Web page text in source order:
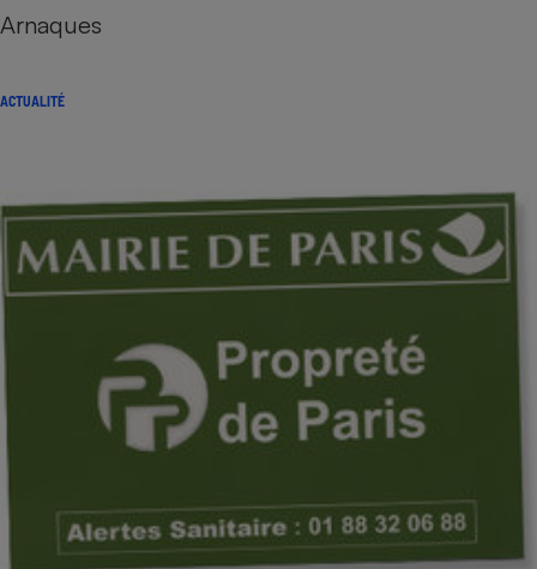
Arnaques
ACTUALITÉ